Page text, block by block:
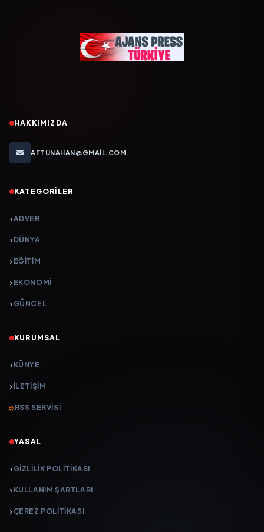
HAKKIMIZDA
AFTUNAHAN@GMAIL.COM
KATEGORILER
ADVER
DÜNYA
EĞİTİM
EKONOMİ
GÜNCEL
KURUMSAL
KÜNYE
İLETIŞIM
RSS SERVISI
YASAL
GIZLILIK POLITIKASI
KULLANIM ŞARTLARI
ÇEREZ POLITIKASI